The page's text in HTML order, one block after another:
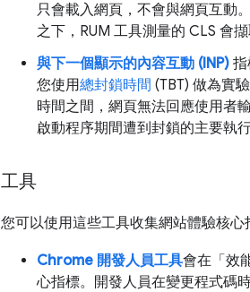
只會載入網頁，不會與網頁互動
之下，RUM 工具測量的 CLS 會
與下一個顯示的內容互動 (INP)
您使用總封鎖時間 (TBT) 做為實
時間之間，網頁無法回應使用者
啟動程序期間遭到封鎖的主要執
工具
您可以使用這些工具收集網站體驗核心
Chrome 開發人員工具會在「效
心指標。開發人員在變更程式碼